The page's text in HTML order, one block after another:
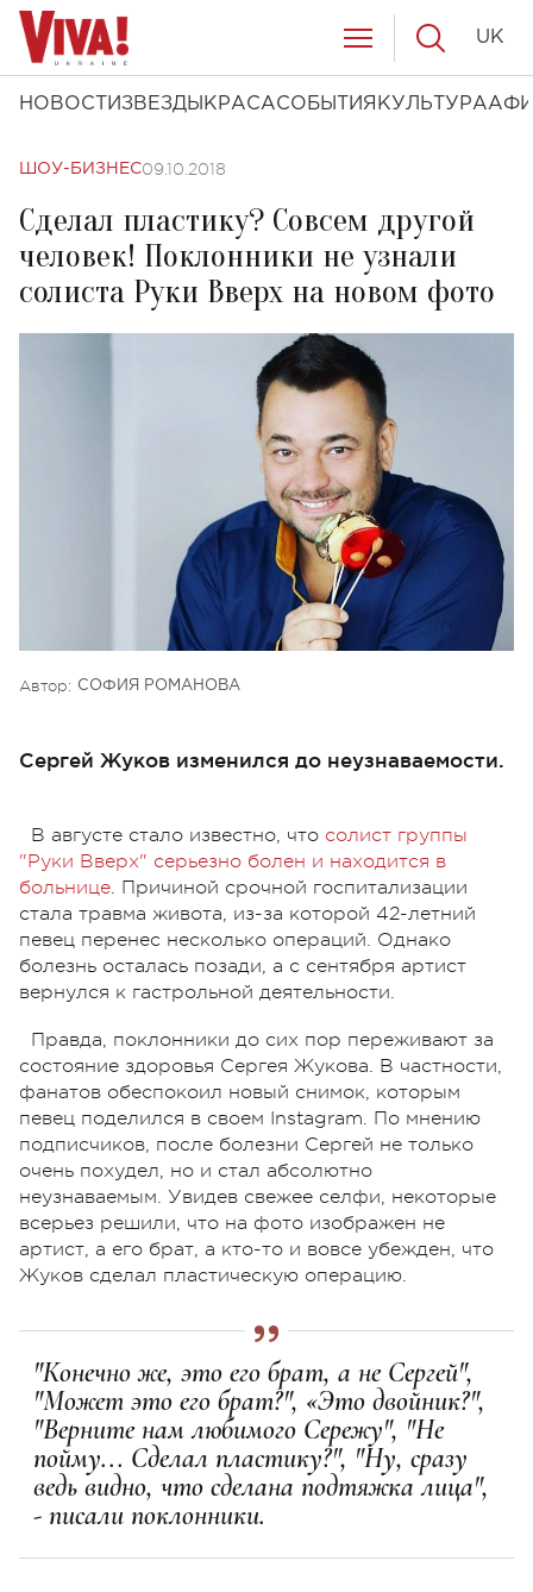
НОВОСТИ ЗВЕЗДЫ КРАСАСОБЫТИЯ КУЛЬТУРА
UK
ШОУ-БИЗНЕС09.10.2018
Сделал пластику? Совсем другой
человек! Поклонники не узнали
солиста Руки Вверх на новом фото
Автор: СОФИЯ РОМАНОВА
Сергей Жуков изменился до неузнаваемости.
В августе стало известно, что солист группы
"Руки Вверх" серьезно болен и находится в
больнице. Причиной срочной госпитализации
стала травма живота, из-за которой 42-летний
певец перенес несколько операций. Однако
болезнь осталась позади, а с сентября артист
вернулся к гастрольной деятельности.
Правда, поклонники до сих пор переживают за
состояние здоровья Сергея Жукова. В частности,
фанатов обеспокоил новый снимок, которым
певец поделился в своем Instagram. По мнению
подписчиков, после болезни Сергей не только
очень похудел, но и стал абсолютно
неузнаваемым. Увидев свежее селфи, некоторые
всерьез решили, что на фото изображен не
артист, а его брат, а кто-то и вовсе убежден, что
Жуков сделал пластическую операцию.
"Конечно же, это его брат, а не Сергей",
"Может это его брат?", «Это двойник?",
"Верните нам любимого Сережу", "Не
пойму... Сделал пластику?", "Ну, сразу
ведь видно, что сделана подтяжка лица",
- писали поклонники.